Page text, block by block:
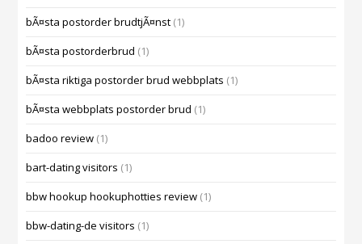
bÃ¤sta postorder brudtjÃ¤nst (1)
bÃ¤sta postorderbrud (1)
bÃ¤sta riktiga postorder brud webbplats (1)
bÃ¤sta webbplats postorder brud (1)
badoo review (1)
bart-dating visitors (1)
bbw hookup hookuphotties review (1)
bbw-dating-de visitors (1)